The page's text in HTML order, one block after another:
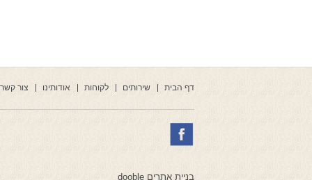
דף הבית שירותים לקוחות אודותינו צור קשר
בניית אתרים dooble